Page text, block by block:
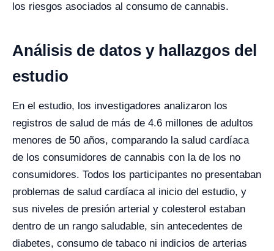
los riesgos asociados al consumo de cannabis.
Análisis de datos y hallazgos del
estudio
En el estudio, los investigadores analizaron los
registros de salud de más de 4.6 millones de adultos
menores de 50 años, comparando la salud cardíaca
de los consumidores de cannabis con la de los no
consumidores. Todos los participantes no presentaban
problemas de salud cardíaca al inicio del estudio, y
sus niveles de presión arterial y colesterol estaban
dentro de un rango saludable, sin antecedentes de
diabetes, consumo de tabaco ni indicios de arterias